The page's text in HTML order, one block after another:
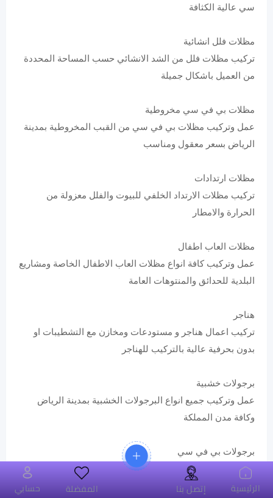
سي عالية الكثافة
مظلات فلل انشائية
تركيب مظلات فلل من الشد الانشائي حسب المساحة المحددة
من العميل باشكال جميلة
مظلات بي في سي مخروطية
عمل وتركيب مظلات بي في سي من القبب المخروطية بمدينة
الرياض بسعر معقول ومناسب
مظلات ارتدادات
تركيب مظلات الارتداد الخلفي للبيوت والفلل معزولة من
الحرارة والامطار
مظلات العاب اطفال
عمل وتركيب كافة انواع مظلات العاب الاطفال الخاصة ومشاريع
البلدية للحدائق والمنتوهات العامة
هناجر
تركيب اعمال هناجر و مستودعات ومخازن مع التشطيبات او
بدون بحرفية عالية بالتركيب للهناجر
برجولات خشبية
عمل وتركيب جميع انواع البرجولات الخشبية بمدينة الرياض
وكافة مدن المملكة
برجولات بي في سي
تقدم كافة اعمال البرجولات من مادة الـ بي في سي باكثر من
صناعة اوربية ومورية ووطنية
الرئيسية إتصل بنا المفضلة حسابي